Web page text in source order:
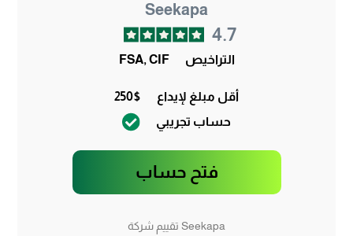
Seekapa
4.7
التراخيص FSA, CIF
أقل مبلغ لإيداع
250$
حساب تجريبي
فتح حساب
Seekapa تقييم شركة